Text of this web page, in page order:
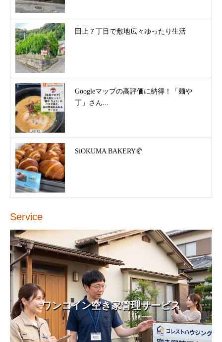
田上７丁目で敷地広々ゆったり生活
Googleマップの高評価に納得！「麺や
丁」さん...
SiOKUMA BAKERY🥐
Service
ワンコイン空き家管理サービス